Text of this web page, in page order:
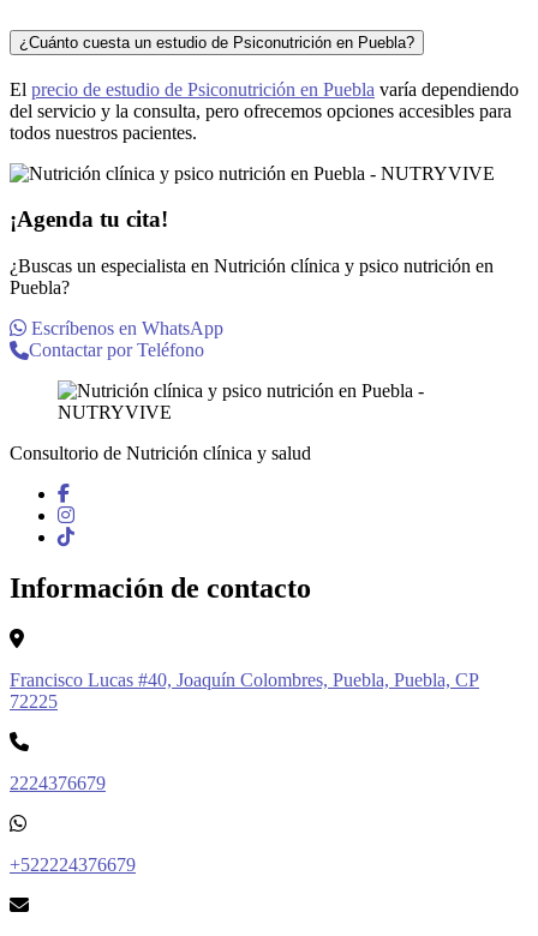
¿Cuánto cuesta un estudio de Psiconutrición en Puebla?
El precio de estudio de Psiconutrición en Puebla varía dependiendo
del servicio y la consulta, pero ofrecemos opciones accesibles para
todos nuestros pacientes.
¡Agenda tu cita!
¿Buscas un especialista en Nutrición clínica y psico nutrición en
Puebla?
Escríbenos en WhatsApp
Contactar por Teléfono
Consultorio de Nutrición clínica y salud
Información de contacto
Francisco Lucas #40, Joaquín Colombres, Puebla, Puebla, CP
72225
2224376679
+522224376679